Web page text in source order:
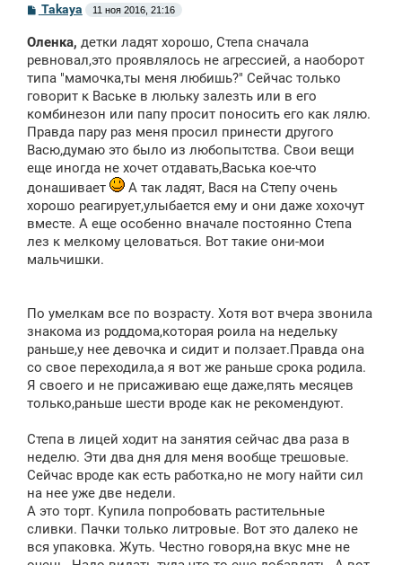
С
б
щ
н
и
Takaya 11 ноя 2016, 21:16
Оленка, детки ладят хорошо, Степа сначала
ревновал,это проявлялось не агрессией, а наоборот
типа "мамочка,ты меня любишь?" Сейчас только
говорит к Ваське в люльку залезть или в его
комбинезон или папу просит поносить его как лялю.
Правда пару раз меня просил принести другого
Васю,думаю это было из любопытства. Свои вещи
еще иногда не хочет отдавать,Васька кое-что
донашивает
А так ладят, Вася на Степу очень
хорошо реагирует,улыбается ему и они даже хохочут
вместе. А еще особенно вначале постоянно Степа
лез к мелкому целоваться. Вот такие они-мои
мальчишки.
По умелкам все по возрасту. Хотя вот вчера звонила
знакома из роддома,которая роила на недельку
раньше,у нее девочка и сидит и ползает.Правда она
со свое переходила,а я вот же раньше срока родила.
Я своего и не присаживаю еще даже,пять месяцев
только,раньше шести вроде как не рекомендуют.
Степа в лицей ходит на занятия сейчас два раза в
неделю. Эти два дня для меня вообще трешовые.
Сейчас вроде как есть работка,но не могу найти сил
на нее уже две недели.
А это торт. Купила попробовать растительные
сливки. Пачки только литровые. Вот это далеко не
вся упаковка. Жуть. Честно говоря,на вкус мне не